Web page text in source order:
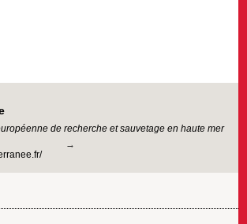
de recherche et sauvetage en haute mer